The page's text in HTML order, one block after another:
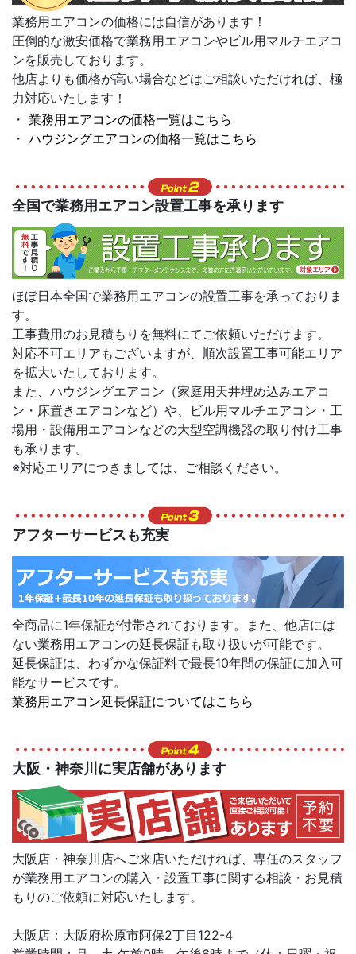
業務用エアコンの価格には自信があります！
圧倒的な激安価格で業務用エアコンやビル用マルチエアコ
ンを販売しております。
他店よりも価格が高い場合などはご相談いただければ、極
力対応いたします！
業務用エアコンの価格一覧はこちら
ハウジングエアコンの価格一覧はこちら
全国で業務用エアコン設置工事を承ります
ほぼ日本全国で業務用エアコンの設置工事を承っておりま
す。
工事費用のお見積もりを無料にてご依頼いただけます。
対応不可エリアもございますが、順次設置工事可能エリア
を拡大いたしております。
また、ハウジングエアコン（家庭用天井埋め込みエアコ
ン・床置きエアコンなど）や、ビル用マルチエアコン・工
場用・設備用エアコンなどの大型空調機器の取り付け工事
も承ります。
※対応エリアにつきましては、ご相談ください。
アフターサービスも充実
全商品に1年保証が付帯されております。また、他店には
ない業務用エアコンの延長保証も取り扱いが可能です。
延長保証は、わずかな保証料で最長10年間の保証に加入可
能なサービスです。
業務用エアコン延長保証についてはこちら
大阪・神奈川に実店舗があります
大阪店・神奈川店へご来店いただければ、専任のスタッフ
が業務用エアコンの購入・設置工事に関する相談・お見積
もりのご依頼に対応いたします。
大阪店：大阪府松原市阿保2丁目122-4